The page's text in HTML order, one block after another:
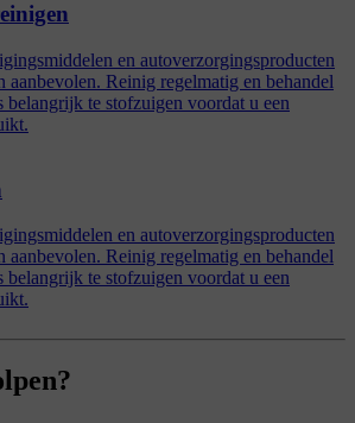
en autoverzorgingsproducten
Reinig regelmatig en behandel
belangrijk te stofzuigen voordat u een
en autoverzorgingsproducten
Reinig regelmatig en behandel
belangrijk te stofzuigen voordat u een